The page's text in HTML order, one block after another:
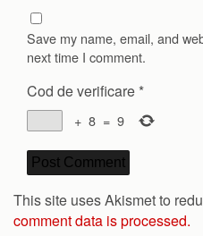
Save my name, email, and
next time I comment.
Cod de verificare *
+ 8 = 9
This site uses Akismet to
comment data is processed.